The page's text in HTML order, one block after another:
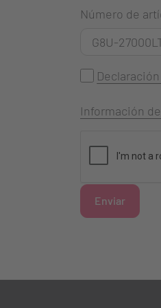
Número de
Información
Enviar